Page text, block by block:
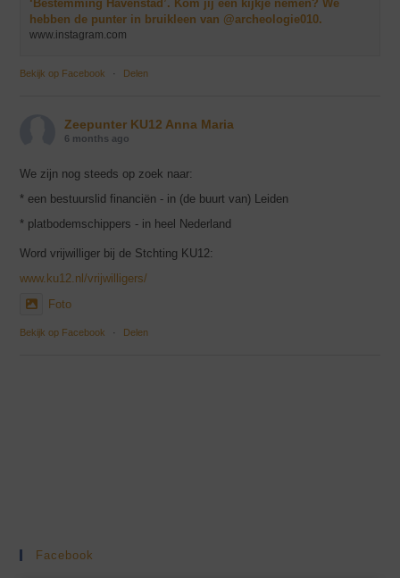
‘Bestemming Havenstad’. Kom jij een kijkje nemen? We
hebben de punter in bruikleen van @archeologie010.
www.instagram.com
Bekijk op Facebook · Delen
Zeepunter KU12 Anna Maria
6 months ago
We zijn nog steeds op zoek naar:
* een bestuurslid financiën - in (de buurt van) Leiden
* platbodemschippers - in heel Nederland
Word vrijwilliger bij de Stchting KU12:
www.ku12.nl/vrijwilligers/
Foto
Bekijk op Facebook · Delen
Facebook